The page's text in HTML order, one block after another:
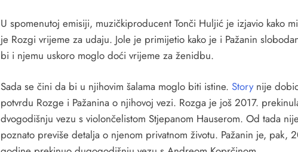
U spomenutoj emisiji, muzičkiproducent Tonči Huljić je izjavio kako
je Rozgi vrijeme za udaju. Jole je primijetio kako je i Pažanin
bi i njemu uskoro moglo doći vrijeme za ženidbu.
Sada se čini da bi u njihovim šalama moglo biti istine. Storynije
potvrdu Rozge i Pažanina o njihovoj vezi. Rozga je još 2017.
dvogodišnju vezu s violončelistom Stjepanom Hauserom. Od tada
poznato previše detalja o njenom privatnom životu. Pažanin je, pak,